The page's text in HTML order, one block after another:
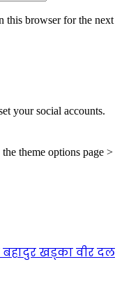
this browser for the next
your social accounts.
theme options page >
बहादुर खड्का वीर दल